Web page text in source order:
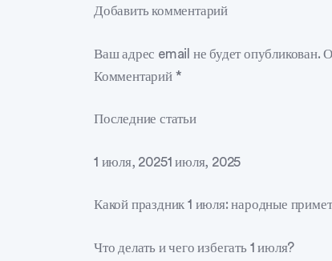
Добавить комментарий
Ваш адрес email не будет опубликован.
Комментарий *
Последние статьи
1 июля, 20251 июля, 2025
Какой праздник 1 июля: народные
Что делать и чего избегать 1 июля?